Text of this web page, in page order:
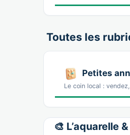
Toutes les
Petites
Le coin local :
🎨 L’aquarelle